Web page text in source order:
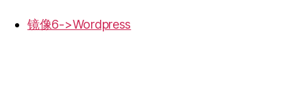
镜像6->Wordpress